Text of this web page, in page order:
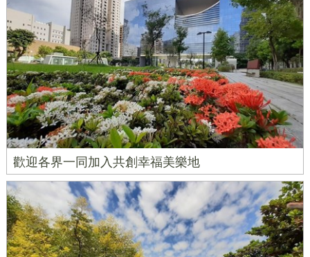
歡迎各界一同加入共創幸福美樂地